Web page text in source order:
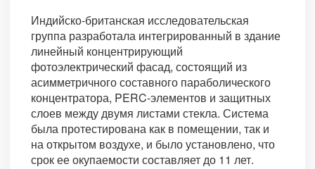
Индийско-британская исследовательская
группа разработала интегрированный в здание
линейный концентрирующий
фотоэлектрический фасад, состоящий из
асимметричного составного параболического
концентратора, PERC-элементов и защитных
слоев между двумя листами стекла. Система
была протестирована как в помещении, так и
на открытом воздухе, и было установлено, что
срок ее окупаемости составляет до 11 лет.